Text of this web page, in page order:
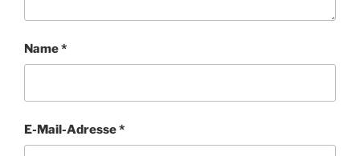
Name*
E-Mail-Adresse*